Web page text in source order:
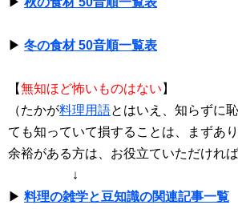
▶ 冬の食材 50音順一覧表
【無知ほど怖いものはない 】
（たかが料理用語とはいえ、知らずに
ても知っていて損することは、まずあ
余裕がある方は、お役立ていただけれ
↓
▶ 料理の雑学と豆知識の関連記事一覧